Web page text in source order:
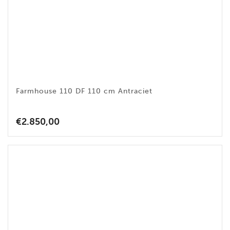
Farmhouse 110 DF 110 cm Antraciet
€2.850,00